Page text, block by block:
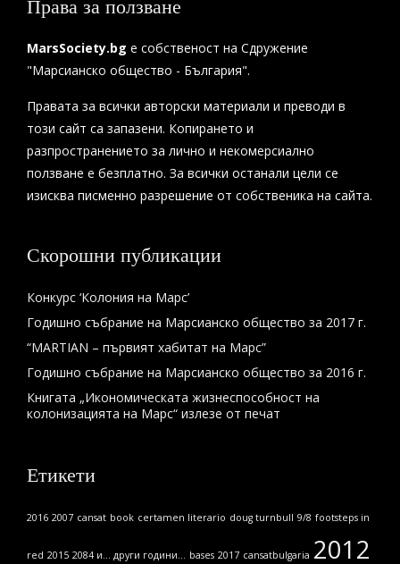
Права за ползване
MarsSociety.bg е собственост на Сдружение
"Марсианско общество - България".
Правата за всички авторски материали и преводи в
този сайт са запазени. Копирането и
разпространението за лично и некомерсиално
ползване е безплатно. За всички останали цели се
изисква писменно разрешение от собственика на сайта.
Скорошни публикации
Конкурс ‘Колония на Марс’
Годишно събрание на Марсианско общество за 2017 г.
“MARTIAN – първият хабитат на Марс”
Годишно събрание на Марсианско общество за 2016 г.
Книгата „Икономическата жизнеспособност на
колонизацията на Марс“ излезе от печат
Етикети
2016 2007 cansat book certamen literario doug turnbull 9/8 footsteps in
red 2015 2084 и... други години... bases 2017 cansatbulgaria 2012